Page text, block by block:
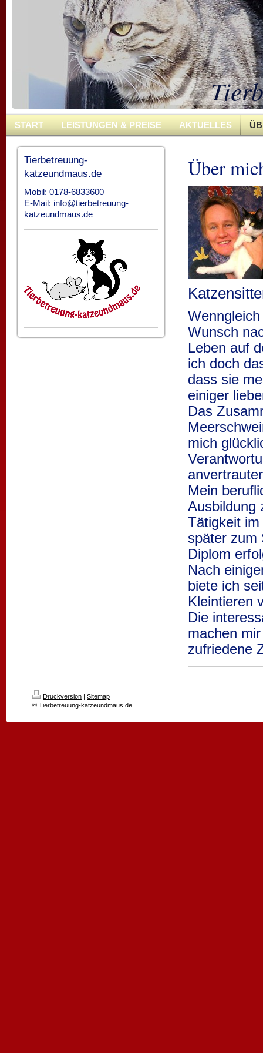
START LEISTUNGEN & PREISE AKTUELLES
Tierbetreuung-
katzeundmaus.de
Mobil: 0178-6833600
E-Mail: info@tierbetreuung-
katzeundmaus.de
Über
Wunsch
Leben auf
ich doch
dass sie
einiger
Das
mich
Mein
Ausbildung
Tätigkeit
später zum
Diplom
Nach
biete ich
Kleintieren
Die
machen
zufriedene
Druckversion | Sitemap
© Tierbetreuung-katzeundmaus.de